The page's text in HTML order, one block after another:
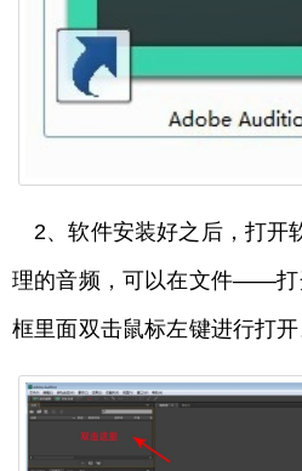
2、软件安装好之后，打开
理的音频，可以在文件——打
框里面双击鼠标左键进行打开